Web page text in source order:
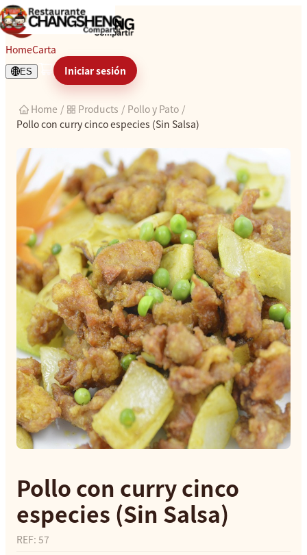
Pollo con curry cinco especies
HomeCarta
ES Iniciar sesión
Home / Products / Pollo y Pato /
Pollo con curry cinco especies (Sin Salsa)
Pollo con curry cinco
especies (Sin Salsa)
REF: 57